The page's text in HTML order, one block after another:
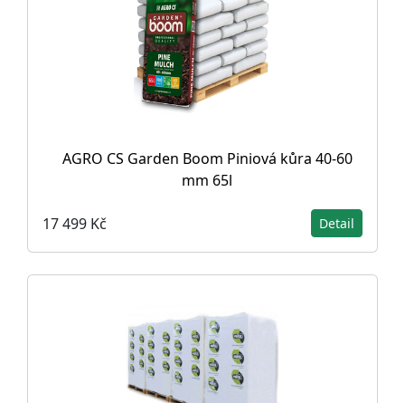
AGRO CS Garden Boom Piniová kůra 40-60
mm 65l
17 499 Kč Detail